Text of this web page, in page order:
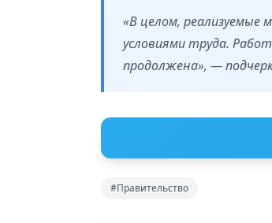
«В целом, реализуемые
условиями труда.
продолжена», —
#Правительство